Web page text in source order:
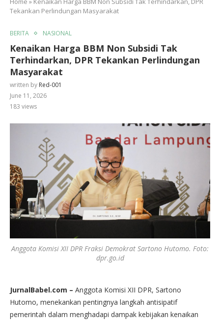
Tekankan Perlindungan Masyarakat
BERITA NASIONAL
Kenaikan Harga BBM Non Subsidi Tak
Terhindarkan, DPR Tekankan Perlindungan
Masyarakat
written by Red-001
June 11, 2026
183 views
Anggota Komisi XII DPR Fraksi Demokrat Sartono Hutomo. Foto:
dpr.go.id
JurnalBabel.com – Anggota Komisi XII DPR, Sartono
Hutomo, menekankan pentingnya langkah antisipatif
pemerintah dalam menghadapi dampak kebijakan kenaikan